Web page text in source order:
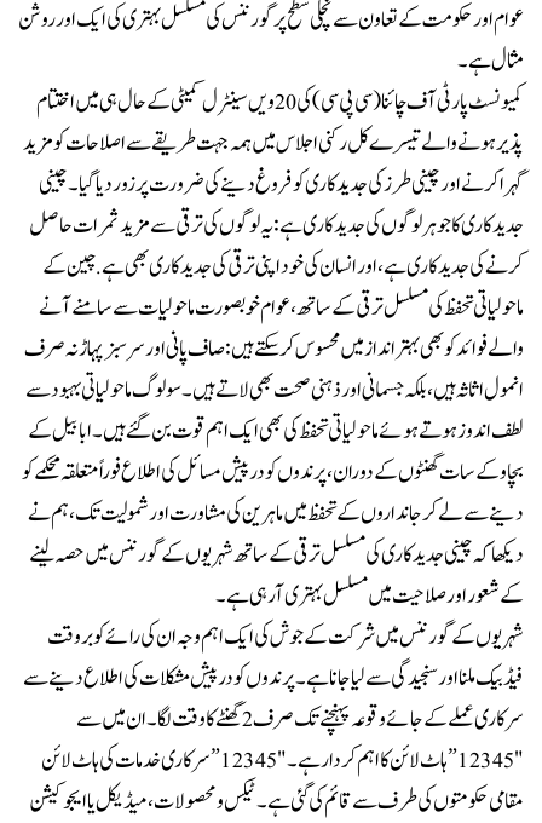
عوام اور حکومت کے تعاون سے نچلی سطح پر گورننس کی مسلسل بہتری کی ایک اور روشن
مثال ہے۔
کمیونسٹ پارٹی آف چائنا (سی پی سی) کی 20 ویں سینٹرل کمیٹی کے حال ہی میں اختتام
پذیر ہونے والے تیسرے کل رکنی اجلاس میں ہمہ جہت طریقے سے اصلاحات کو مزید
گہرا کرنے اور چینی طرز کی جدیدکاری کو فروغ دینے کی ضرورت پر زور دیا گیا۔ چینی
جدیدکاری کا جوہر لوگوں کی جدیدکاری ہے: یہ لوگوں کی ترقی سے مزید ثمرات حاصل
کرنے کی جدیدکاری ہے، اور انسان کی خود اپنی ترقی کی جدیدکاری بھی ہے. چین کے
ماحولیاتی تحفظ کی مسلسل ترقی کے ساتھ ، عوام خوبصورت ماحولیات سے سامنے آنے
والے فوائد کو بھی بہتر انداز میں محسوس کرسکتے ہیں: صاف پانی اور سرسبز پہاڑ نہ صرف
انمول اثاثہ ہیں، بلکہ جسمانی اور ذہنی صحت بھی لاتے ہیں۔ سو لوگ ماحولیاتی بہبود سے
لطف اندوز ہوتے ہوئے ماحولیاتی تحفظ کی بھی ایک اہم قوت بن گئے ہیں۔ ابابیل کے
بچاو کے سات گھنٹوں کے دوران ،پرندوں کو درپیش مسائل کی اطلاع فوراً متعلقہ محکمے کو
دینے سے لے کر جانداروں کے تحفظ میں ماہرین کی مشاورت اور شمولیت تک ، ہم نے
دیکھا کہ چینی جدیدکاری کی مسلسل ترقی کے ساتھ شہریوں کے گورننس میں حصہ لینے
کے شعور اور صلاحیت میں مسلسل بہتری آرہی ہے۔
شہریوں کے گورننس میں شرکت کے جوش کی ایک اہم وجہ ان کی رائے کو بروقت
فیڈبیک ملنا اور سنجیدگی سے لیا جانا ہے۔ پرندوں کو درپیش مشکلات کی اطلاع دینے سے
سرکاری عملے کے جائے وقوعہ پہنچنے تک صرف 2 گھنٹے کا وقت لگا۔ ان میں سے
"12345” ہاٹ لائن کا اہم کردار ہے۔ "12345” سرکاری خدمات کی ہاٹ لائن
مقامی حکومتوں کی طرف سے قائم کی گئی ہے ۔ ٹیکس و محصولات، میڈیکل یا ایجوکیشن